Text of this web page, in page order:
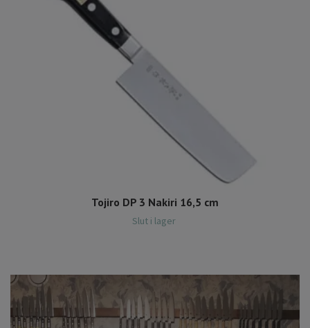
Tojiro DP 3 Nakiri 16,5 cm
Slut i lager